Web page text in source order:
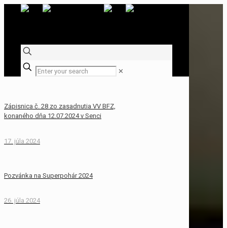
✕
Zápisnica č. 28 zo zasadnutia VV BFZ,
konaného dňa 12.07.2024 v Senci
17. júla 2024
Pozvánka na Superpohár 2024
26. júla 2024